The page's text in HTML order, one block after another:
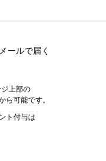
ールで届く
上部の
ら可能です。
ト付与は